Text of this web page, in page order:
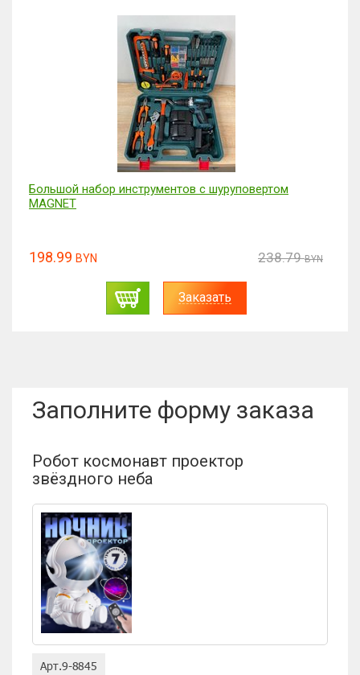
Набор отвертка с битами для точных работ 115 в 1
38.99BYN 46.76 BYN
Заказать
Заполните форму заказа
Робот космонавт проектор
звёздного неба